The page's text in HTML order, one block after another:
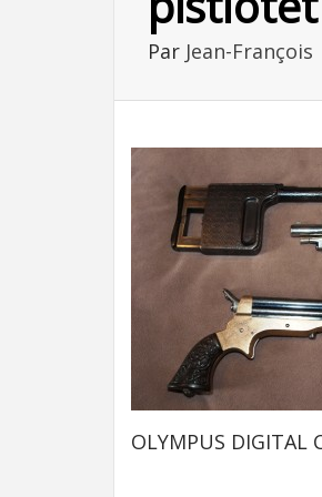
Par Jean-François
OLYMPUS DIGITAL